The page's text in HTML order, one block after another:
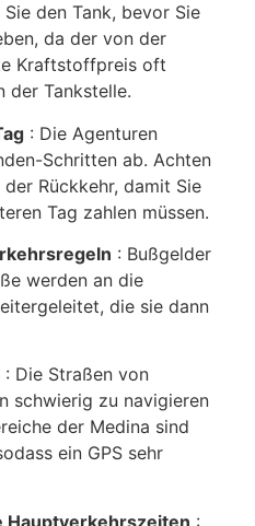
Sie den Tank, bevor Sie
da der von der
Kraftstoffpreis oft
der Tankstelle.
: Die Agenturen
Schritten ab. Achten
Rückkehr, damit Sie
Tag zahlen müssen.
: Bußgelder
werden an die
die sie dann
: Die Straßen von
schwierig zu navigieren
der Medina sind
ein GPS sehr
Hauptverkehrszeiten :